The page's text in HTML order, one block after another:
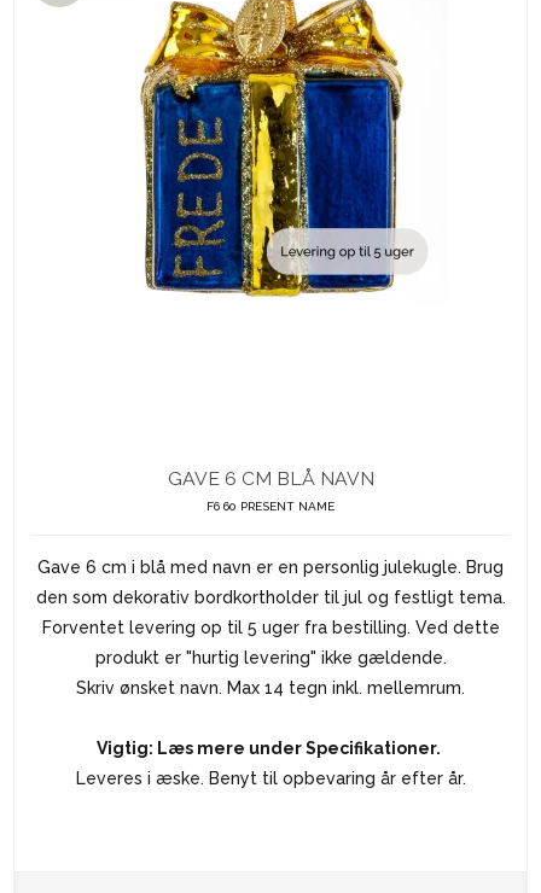
GAVE 6 CM BLÅ NAVN
F6 60 PRESENT NAME
Gave 6 cm i blå med navn er en personlig julekugle. Brug
den som dekorativ bordkortholder til jul og festligt tema.
Forventet levering op til 5 uger fra bestilling. Ved dette
produkt er "hurtig levering" ikke gældende.
Skriv ønsket navn. Max 14 tegn inkl. mellemrum.
Vigtig: Læs mere under Specifikationer.
Leveres i æske. Benyt til opbevaring år efter år.